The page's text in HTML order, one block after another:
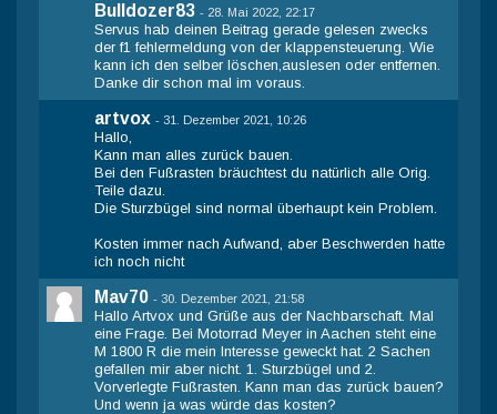
Bulldozer83 - 28. Mai 2022, 22:17
Servus hab deinen Beitrag gerade gelesen zwecks
der f1 fehlermeldung von der klappensteuerung. Wie
kann ich den selber löschen,auslesen oder entfernen.
Danke dir schon mal im voraus.
artvox - 31. Dezember 2021, 10:26
Hallo,
Kann man alles zurück bauen.
Bei den Fußrasten bräuchtest du natürlich alle Orig.
Teile dazu.
Die Sturzbügel sind normal überhaupt kein Problem.
Kosten immer nach Aufwand, aber Beschwerden hatte
ich noch nicht
Mav70 - 30. Dezember 2021, 21:58
Hallo Artvox und Grüße aus der Nachbarschaft. Mal
eine Frage. Bei Motorrad Meyer in Aachen steht eine
M 1800 R die mein Interesse geweckt hat. 2 Sachen
gefallen mir aber nicht. 1. Sturzbügel und 2.
Vorverlegte Fußrasten. Kann man das zurück bauen?
Und wenn ja was würde das kosten?